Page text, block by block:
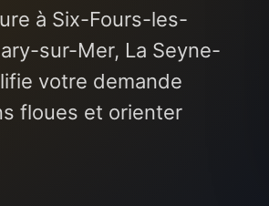
à Six-Fours-les-
sur-Mer, La Seyne-
votre demande
floues et orienter